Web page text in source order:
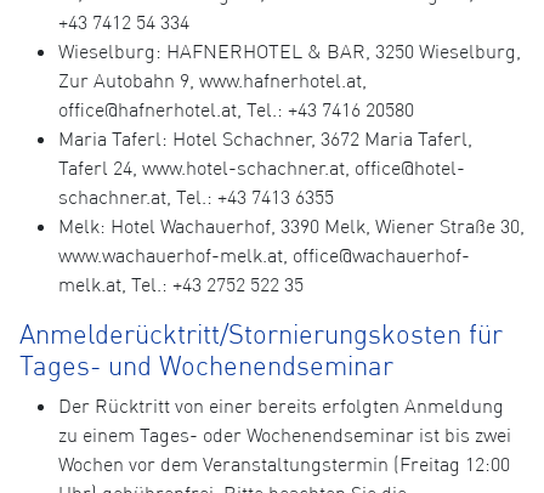
+43 7412 54 334
Wieselburg: HAFNERHOTEL & BAR, 3250 Wieselburg,
Zur Autobahn 9, www.hafnerhotel.at,
office@hafnerhotel.at, Tel.: +43 7416 20580
Maria Taferl: Hotel Schachner, 3672 Maria Taferl,
Taferl 24, www.hotel-schachner.at, office@hotel-
schachner.at, Tel.: +43 7413 6355
Melk: Hotel Wachauerhof, 3390 Melk, Wiener Straße 30,
www.wachauerhof-melk.at, office@wachauerhof-
melk.at, Tel.: +43 2752 522 35
Anmelderücktritt/Stornierungskosten für
Tages- und Wochenendseminar
Der Rücktritt von einer bereits erfolgten Anmeldung
zu einem Tages- oder Wochenendseminar ist bis zwei
Wochen vor dem Veranstaltungstermin (Freitag 12:00